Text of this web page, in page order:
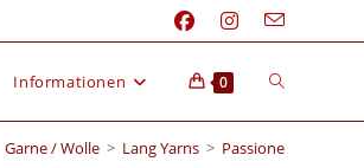
Informationen 0
Garne / Wolle > Lang Yarns > Passione